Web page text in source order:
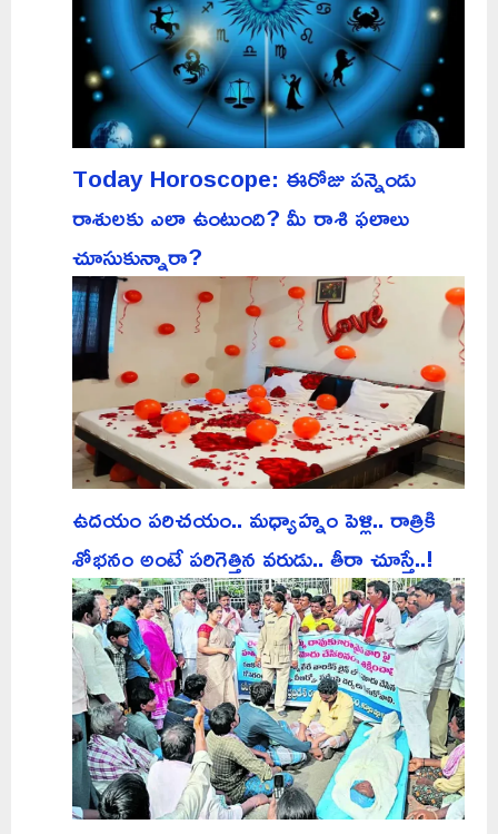
Today Horoscope: ఈరోజు పన్నెండు
రాశులకు ఎలా ఉంటుంది? మీ రాశి ఫలాలు
చూసుకున్నారా?
ఉదయం పరిచయం.. మధ్యాహ్నం పెళ్లి.. రాత్రికి
శోభనం అంటే పరిగెత్తిన వరుడు.. తీరా చూస్తే..!